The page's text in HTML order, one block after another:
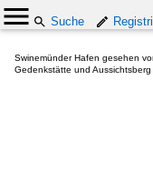
Suche
Swinemünder Hafen gesehen
Gedenkstätte und Aussichtsberg